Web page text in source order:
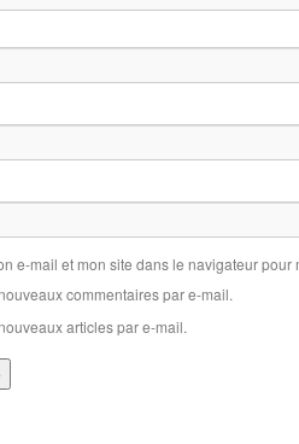
e-mail et mon site dans le navigateur
commentaires par e-mail.
articles par e-mail.